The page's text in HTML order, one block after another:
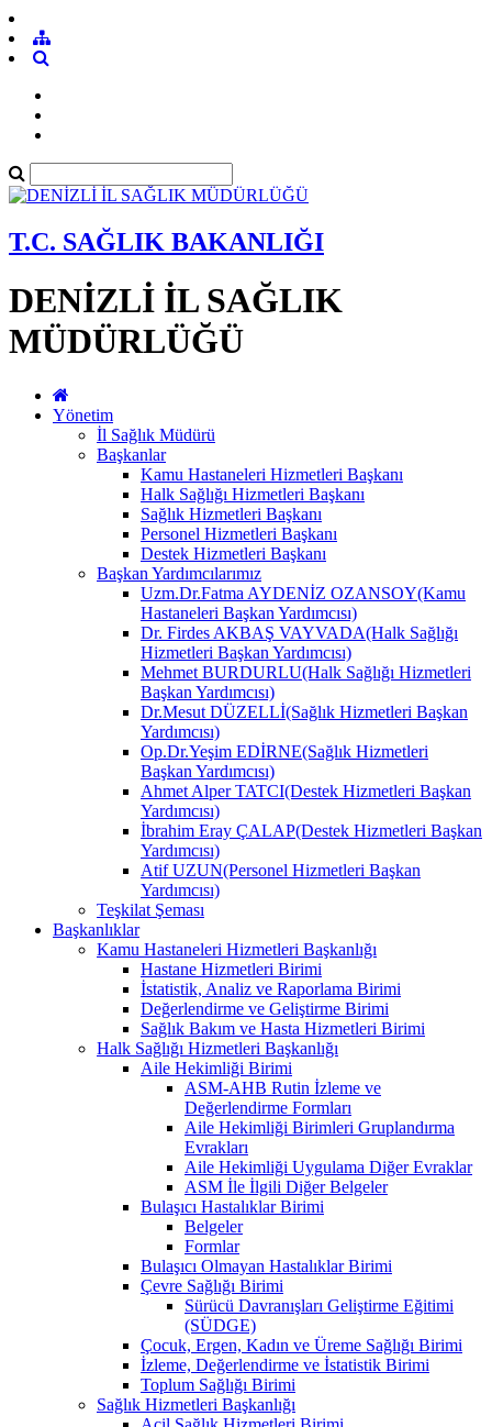
T.C. SAĞLIK BAKANLIĞI
DENİZLİ İL SAĞLIK
MÜDÜRLÜĞÜ
Yönetim
İl Sağlık Müdürü
Başkanlar
Kamu Hastaneleri Hizmetleri Başkanı
Halk Sağlığı Hizmetleri Başkanı
Sağlık Hizmetleri Başkanı
Personel Hizmetleri Başkanı
Destek Hizmetleri Başkanı
Başkan Yardımcılarımız
Uzm.Dr.Fatma AYDENİZ OZANSOY(Kamu
Hastaneleri Başkan Yardımcısı)
Dr. Firdes AKBAŞ VAYVADA(Halk Sağlığı
Hizmetleri Başkan Yardımcısı)
Mehmet BURDURLU(Halk Sağlığı Hizmetleri
Başkan Yardımcısı)
Dr.Mesut DÜZELLİ(Sağlık Hizmetleri Başkan
Yardımcısı)
Op.Dr.Yeşim EDİRNE(Sağlık Hizmetleri
Başkan Yardımcısı)
Ahmet Alper TATCI(Destek Hizmetleri Başkan
Yardımcısı)
İbrahim Eray ÇALAP(Destek Hizmetleri Başkan
Yardımcısı)
Atif UZUN(Personel Hizmetleri Başkan
Yardımcısı)
Teşkilat Şeması
Başkanlıklar
Kamu Hastaneleri Hizmetleri Başkanlığı
Hastane Hizmetleri Birimi
İstatistik, Analiz ve Raporlama Birimi
Değerlendirme ve Geliştirme Birimi
Sağlık Bakım ve Hasta Hizmetleri Birimi
Halk Sağlığı Hizmetleri Başkanlığı
Aile Hekimliği Birimi
ASM-AHB Rutin İzleme ve
Değerlendirme Formları
Aile Hekimliği Birimleri Gruplandırma
Evrakları
Aile Hekimliği Uygulama Diğer Evraklar
ASM İle İlgili Diğer Belgeler
Bulaşıcı Hastalıklar Birimi
Belgeler
Formlar
Bulaşıcı Olmayan Hastalıklar Birimi
Çevre Sağlığı Birimi
Sürücü Davranışları Geliştirme Eğitimi
(SÜDGE)
Çocuk, Ergen, Kadın ve Üreme Sağlığı Birimi
İzleme, Değerlendirme ve İstatistik Birimi
Toplum Sağlığı Birimi
Sağlık Hizmetleri Başkanlığı